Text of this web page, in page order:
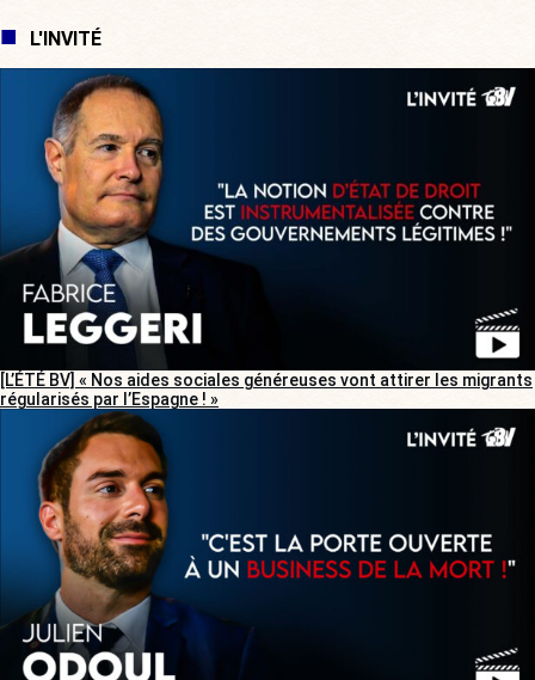
L'INVITÉ
[L’ÉTÉ BV] « Nos aides sociales généreuses vont attirer les migrants
régularisés par l’Espagne ! »